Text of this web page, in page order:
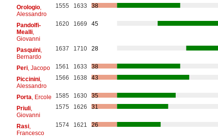
Orologio,
Alessandro
1555 1633 38
Pandolfi-
Mealli,
Giovanni
1620 1669 45
Pasquini,
Bernardo
1637 1710 28
Peri, Jacopo 1561 1633
38
Piccinini,
Alessandro
1566 1638 43
Porta , Ercole 1585 1630
35
Priuli,
Giovanni
1575 1626 31
Rasi,
Francesco
1574 1621 26